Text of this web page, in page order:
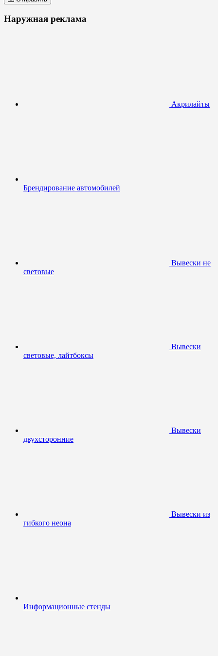
Наружная реклама
Акрилайты
Брендирование автомобилей
Вывески не
световые
Вывески
световые, лайтбоксы
Вывески
двухсторонние
Вывески из
гибкого неона
Информационные стенды